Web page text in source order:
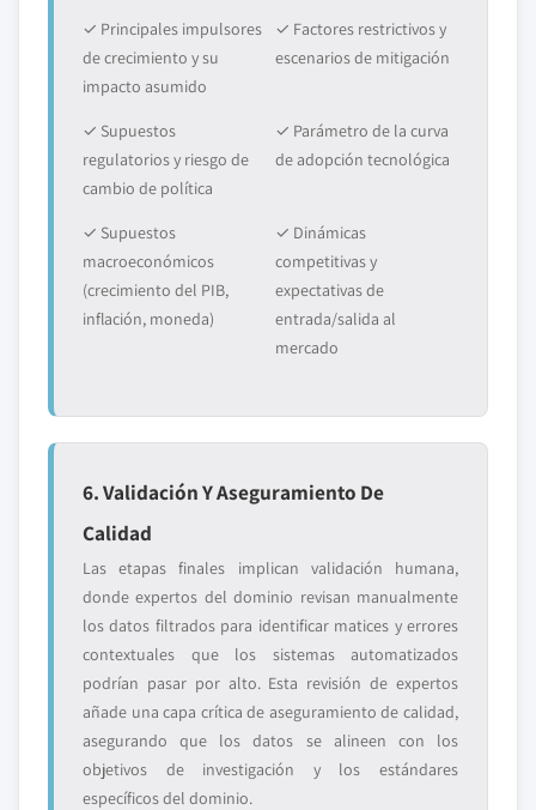
✓ Principales impulsores
de crecimiento y su
impacto asumido
✓ Factores restrictivos y
escenarios de mitigación
✓ Supuestos
regulatorios y riesgo de
cambio de política
✓ Parámetro de la curva
de adopción tecnológica
✓ Supuestos
macroeconómicos
(crecimiento del PIB,
inflación, moneda)
✓ Dinámicas
competitivas y
expectativas de
entrada/salida al
mercado
6. Validación Y Aseguramiento De
Calidad
Las etapas finales implican validación humana,
donde expertos del dominio revisan manualmente
los datos filtrados para identificar matices y errores
contextuales que los sistemas automatizados
podrían pasar por alto. Esta revisión de expertos
añade una capa crítica de aseguramiento de calidad,
asegurando que los datos se alineen con los
objetivos de investigación y los estándares
específicos del dominio.